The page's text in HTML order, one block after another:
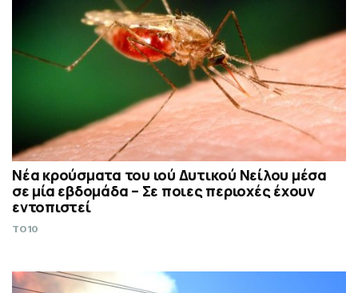
Νέα κρούσματα του ιού Δυτικού Νείλου μέσα
σε μία εβδομάδα – Σε ποιες περιοχές έχουν
εντοπιστεί
TO10